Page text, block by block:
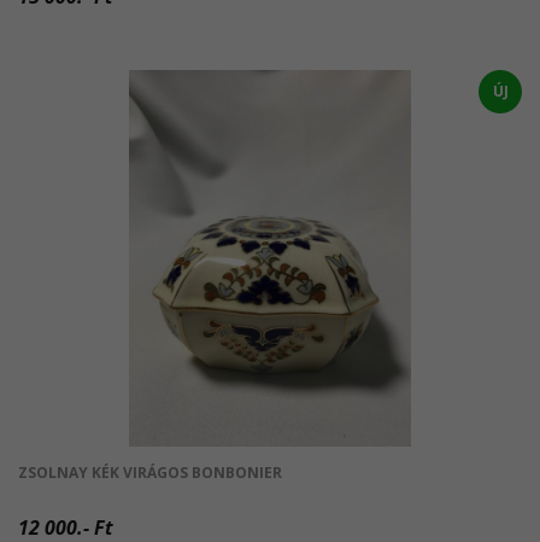
ÚJ
ZSOLNAY KÉK VIRÁGOS BONBONIER
12 000.- Ft